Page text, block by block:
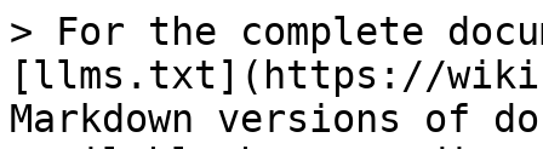
> For the complete
[llms.txt](https://
Markdown versions of